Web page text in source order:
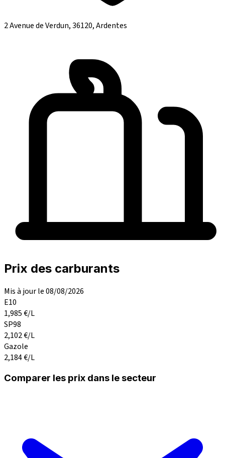
2 Avenue de Verdun, 36120, Ardentes
Prix des carburants
Mis à jour le 08/08/2026
E10
1,985€/L
SP98
2,102€/L
Gazole
2,184€/L
Comparer les prix dans le secteur